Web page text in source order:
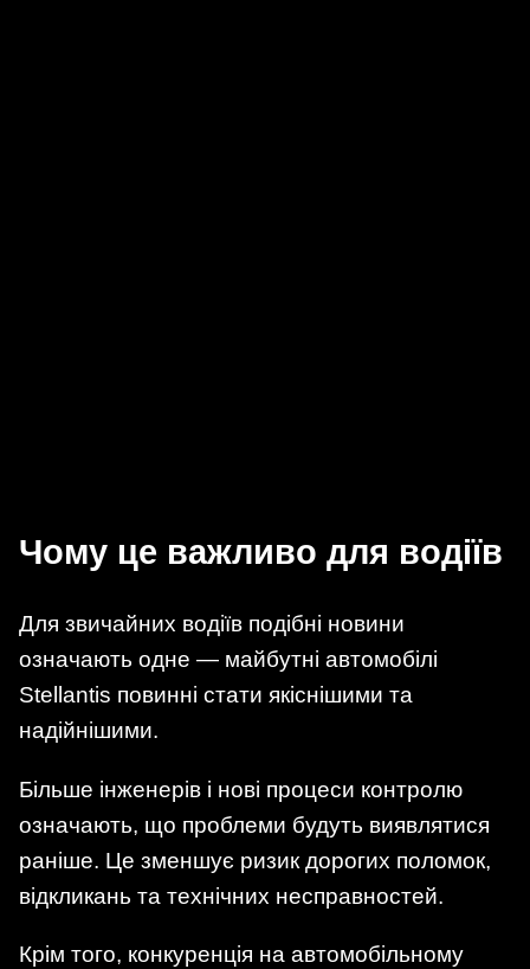
Чому це важливо для водіїв
Для звичайних водіїв подібні новини
означають одне — майбутні автомобілі
Stellantis повинні стати якіснішими та
надійнішими.
Більше інженерів і нові процеси контролю
означають, що проблеми будуть виявлятися
раніше. Це зменшує ризик дорогих поломок,
відкликань та технічних несправностей.
Крім того, конкуренція на автомобільному